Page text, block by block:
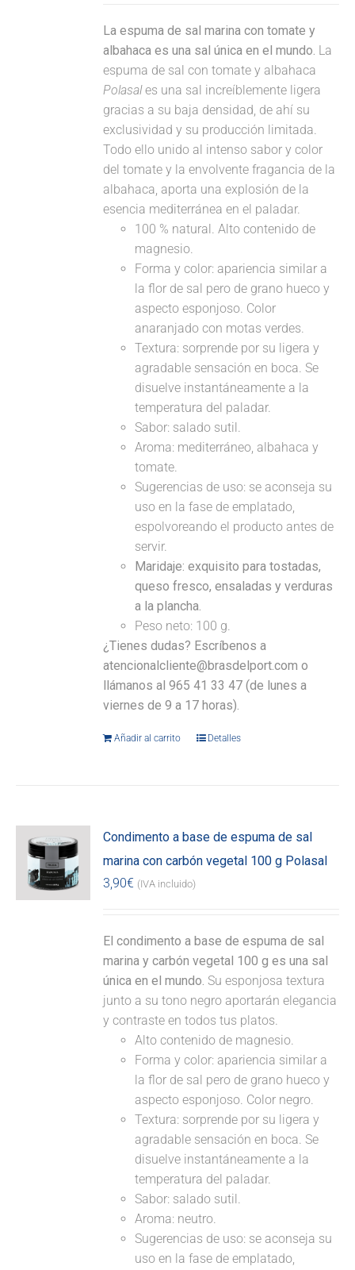
La espuma de sal marina con tomate y
albahaca es una sal única en el mundo. La
espuma de sal con tomate y albahaca
Polasales una sal increíblemente ligera
gracias a su baja densidad, de ahí su
exclusividad y su producción limitada.
Todo ello unido al intenso sabor y color
del tomate y la envolvente fragancia de la
albahaca, aporta una explosión de la
esencia mediterránea en el paladar.
100 % natural. Alto contenido de
magnesio.
Forma y color: apariencia similar a
la flor de sal pero de grano hueco y
aspecto esponjoso. Color
anaranjado con motas verdes.
Textura: sorprende por su ligera y
agradable sensación en boca. Se
disuelve instantáneamente a la
temperatura del paladar.
Sabor: salado sutil.
Aroma: mediterráneo, albahaca y
tomate.
Sugerencias de uso: se aconseja su
uso en la fase de emplatado,
espolvoreando el producto antes de
servir.
Maridaje: exquisito para tostadas,
queso fresco, ensaladas y verduras
a la plancha.
Peso neto: 100 g.
¿Tienes dudas? Escríbenos a
atencionalcliente@brasdelport.com o
llámanos al 965 41 33 47 (de lunes a
viernes de 9 a 17 horas).
Añadir al carrito Detalles
Condimento a base de espuma de sal
marina con carbón vegetal 100 g Polasal
3,90€ (IVA incluido)
El condimento a base de espuma de sal
marina y carbón vegetal 100 g es una sal
única en el mundo. Su esponjosa textura
junto a su tono negro aportarán elegancia
y contraste en todos tus platos.
Alto contenido de magnesio.
Forma y color: apariencia similar a
la flor de sal pero de grano hueco y
aspecto esponjoso. Color negro.
Textura: sorprende por su ligera y
agradable sensación en boca. Se
disuelve instantáneamente a la
temperatura del paladar.
Sabor: salado sutil.
Aroma: neutro.
Sugerencias de uso: se aconseja su
uso en la fase de emplatado,